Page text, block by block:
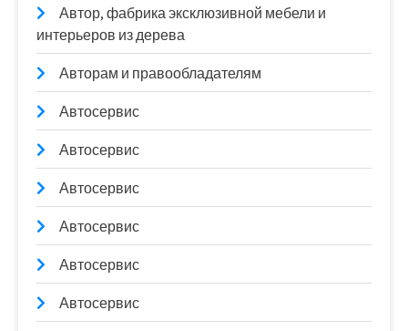
Автор, фабрика эксклюзивной мебели и
интерьеров из дерева
Авторам и правообладателям
Автосервис
Автосервис
Автосервис
Автосервис
Автосервис
Автосервис